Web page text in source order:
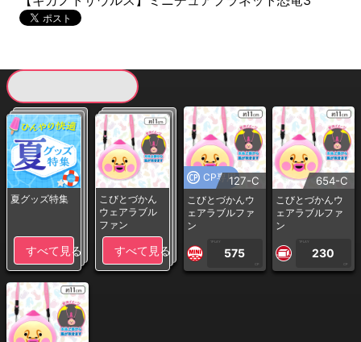
夏グッズ特集
すべて見る
こびとづかん
ウェアラブル
ファン
すべて見る
CP専用127-C
こびとづかんウ
ェアラブルファ
ン
1PLAY
575
CP
654-C
こびとづかんウ
ェアラブルファ
ン
1PLAY
230
CP